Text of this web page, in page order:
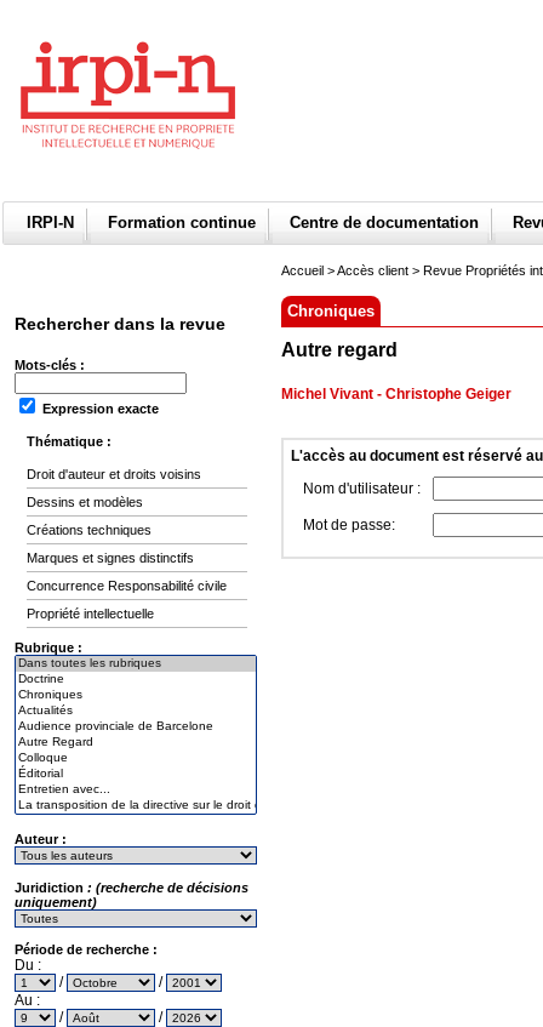
IRPI-N Formation continue Centre de documentation
Rechercher dans la revue
Mots-clés :
Expression exacte
Thématique :
Droit d'auteur et droits voisins
Dessins et modèles
Créations techniques
Marques et signes distinctifs
Concurrence Responsabilité civile
Propriété intellectuelle
Rubrique :
Auteur :
Juridiction : (recherche de décisions
uniquement)
Période de recherche :
Du :
/
/
Au :
/
/
Accueil >Accès client > Revue Propriétés
Chroniques
Autre regard
Michel Vivant - Christophe Geiger
L'accès au document est réservé
Nom d'utilisateur :
Mot de passe: